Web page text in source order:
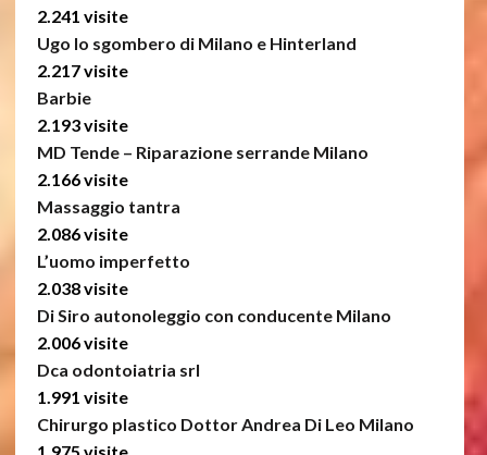
2.241 visite
Ugo lo sgombero di Milano e Hinterland
2.217 visite
Barbie
2.193 visite
MD Tende – Riparazione serrande Milano
2.166 visite
Massaggio tantra
2.086 visite
L’uomo imperfetto
2.038 visite
Di Siro autonoleggio con conducente Milano
2.006 visite
Dca odontoiatria srl
1.991 visite
Chirurgo plastico Dottor Andrea Di Leo Milano